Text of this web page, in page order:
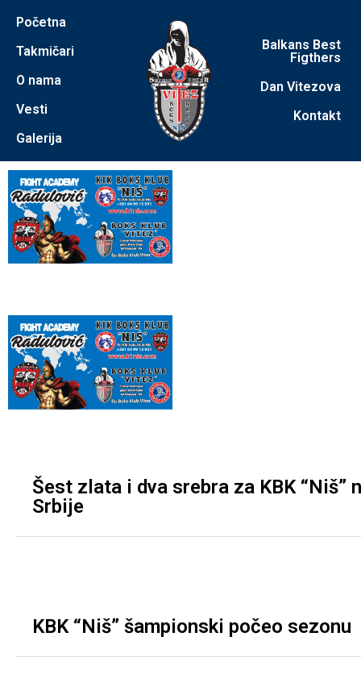
Početna
Takmičari
O nama
Vesti
Galerija
Balkans Best
Figthers
Dan Vitezova
Kontakt
Šest zlata i dva srebra za KBK “Niš”
Srbije
KBK “Niš” šampionski počeo sezonu